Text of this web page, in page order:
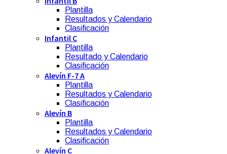
Plantilla
Resultados y Calendario
Clasificación
Infantil C
Plantilla
Resultado y Calendario
Clasificación
Alevín F-7 A
Plantilla
Resultados y Calendario
Clasificación
Alevín B
Plantilla
Resultados y Calendario
Clasificación
Alevín C